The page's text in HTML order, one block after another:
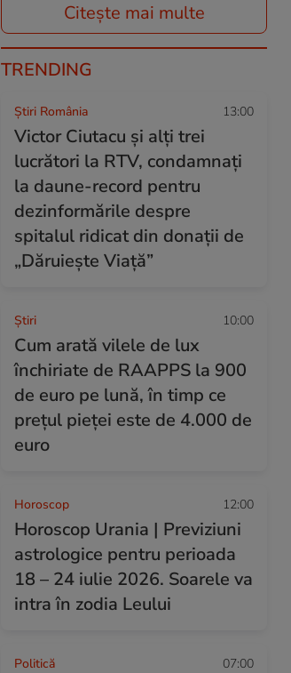
Citește mai multe
TRENDING
Știri România 13:00
Victor Ciutacu și alți trei
lucrători la RTV, condamnați
la daune-record pentru
dezinformările despre
spitalul ridicat din donații de
„Dăruiește Viață”
Ştiri 10:00
Cum arată vilele de lux
închiriate de RAAPPS la 900
de euro pe lună, în timp ce
prețul pieței este de 4.000 de
euro
Horoscop 12:00
Horoscop Urania | Previziuni
astrologice pentru perioada
18 – 24 iulie 2026. Soarele va
intra în zodia Leului
Politică 07:00